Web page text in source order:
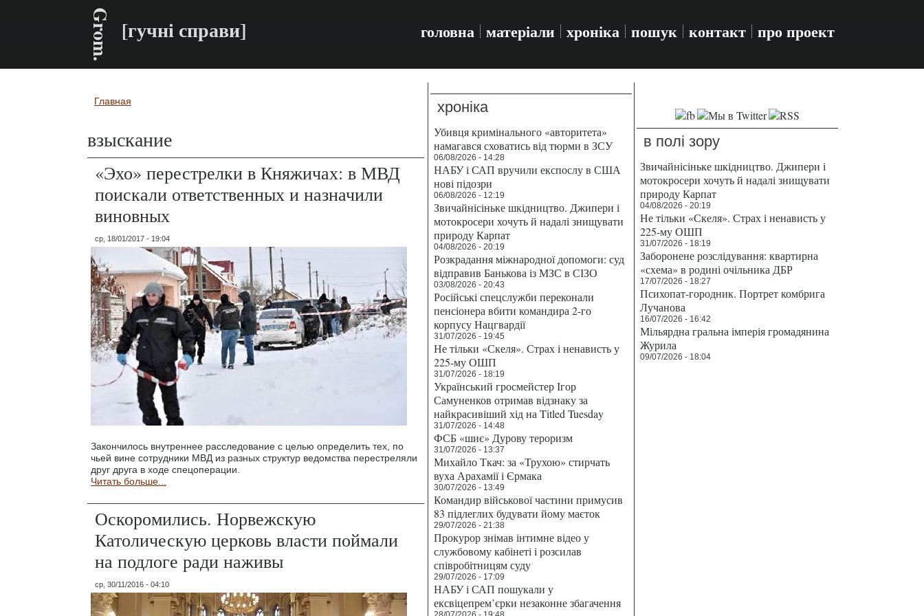
Grom. [гучні справи] головна матеріали хроніка пошук контакт про проект
Вы здесь
Главная
взыскание
«Эхо» перестрелки в Княжичах: в МВД
поискали ответственных и назначили
виновных
ср, 18/01/2017 - 19:04
Закончилось внутреннее расследование с целью определить тех, по
чьей вине сотрудники МВД из разных структур ведомства перестреляли
друг друга в ходе спецоперации.
Читать больше...
Оскоромились. Норвежскую
Католическую церковь власти поймали
на подлоге ради наживы
ср, 30/11/2016 - 04:10
хроніка
Убивця кримінального «авторитета»
намагався сховатись від тюрми в ЗСУ
06/08/2026 - 14:28
НАБУ і САП вручили експослу в США
нові підозри
06/08/2026 - 12:19
Звичайнісіньке шкідництво. Джипери і
мотокросери хочуть й надалі знищувати
природу Карпат
04/08/2026 - 20:19
Розкрадання міжнародної допомоги: суд
відправив Банькова із МЗС в СІЗО
03/08/2026 - 20:43
Російські спецслужби переконали
пенсіонера вбити командира 2-го
корпусу Нацгвардії
31/07/2026 - 19:45
Не тільки «Скеля». Страх і ненависть у
225-му ОШП
31/07/2026 - 18:19
Український гросмейстер Ігор
Самуненков отримав відзнаку за
найкрасивіший хід на Titled Tuesday
31/07/2026 - 14:48
ФСБ «шиє» Дурову тероризм
31/07/2026 - 13:37
Михайло Ткач: за «Трухою» стирчать
вуха Арахамії і Єрмака
30/07/2026 - 13:49
Командир військової частини примусив
83 підлеглих будувати йому маєток
29/07/2026 - 21:38
Прокурор знімав інтимне відео у
службовому кабінеті і розсилав
співробітницям суду
29/07/2026 - 17:09
НАБУ і САП пошукали у
ексвіцепрем’єрки незаконне збагачення
в полі зору
Звичайнісіньке шкідництво. Джипери і
мотокросери хочуть й надалі знищувати
природу Карпат
04/08/2026 - 20:19
Не тільки «Скеля». Страх і ненависть у
225-му ОШП
31/07/2026 - 18:19
Заборонене розслідування: квартирна
«схема» в родині очільника ДБР
17/07/2026 - 18:27
Психопат-городник. Портрет комбрига
Лучанова
16/07/2026 - 16:42
Мільярдна гральна імперія громадянина
Журила
09/07/2026 - 18:04